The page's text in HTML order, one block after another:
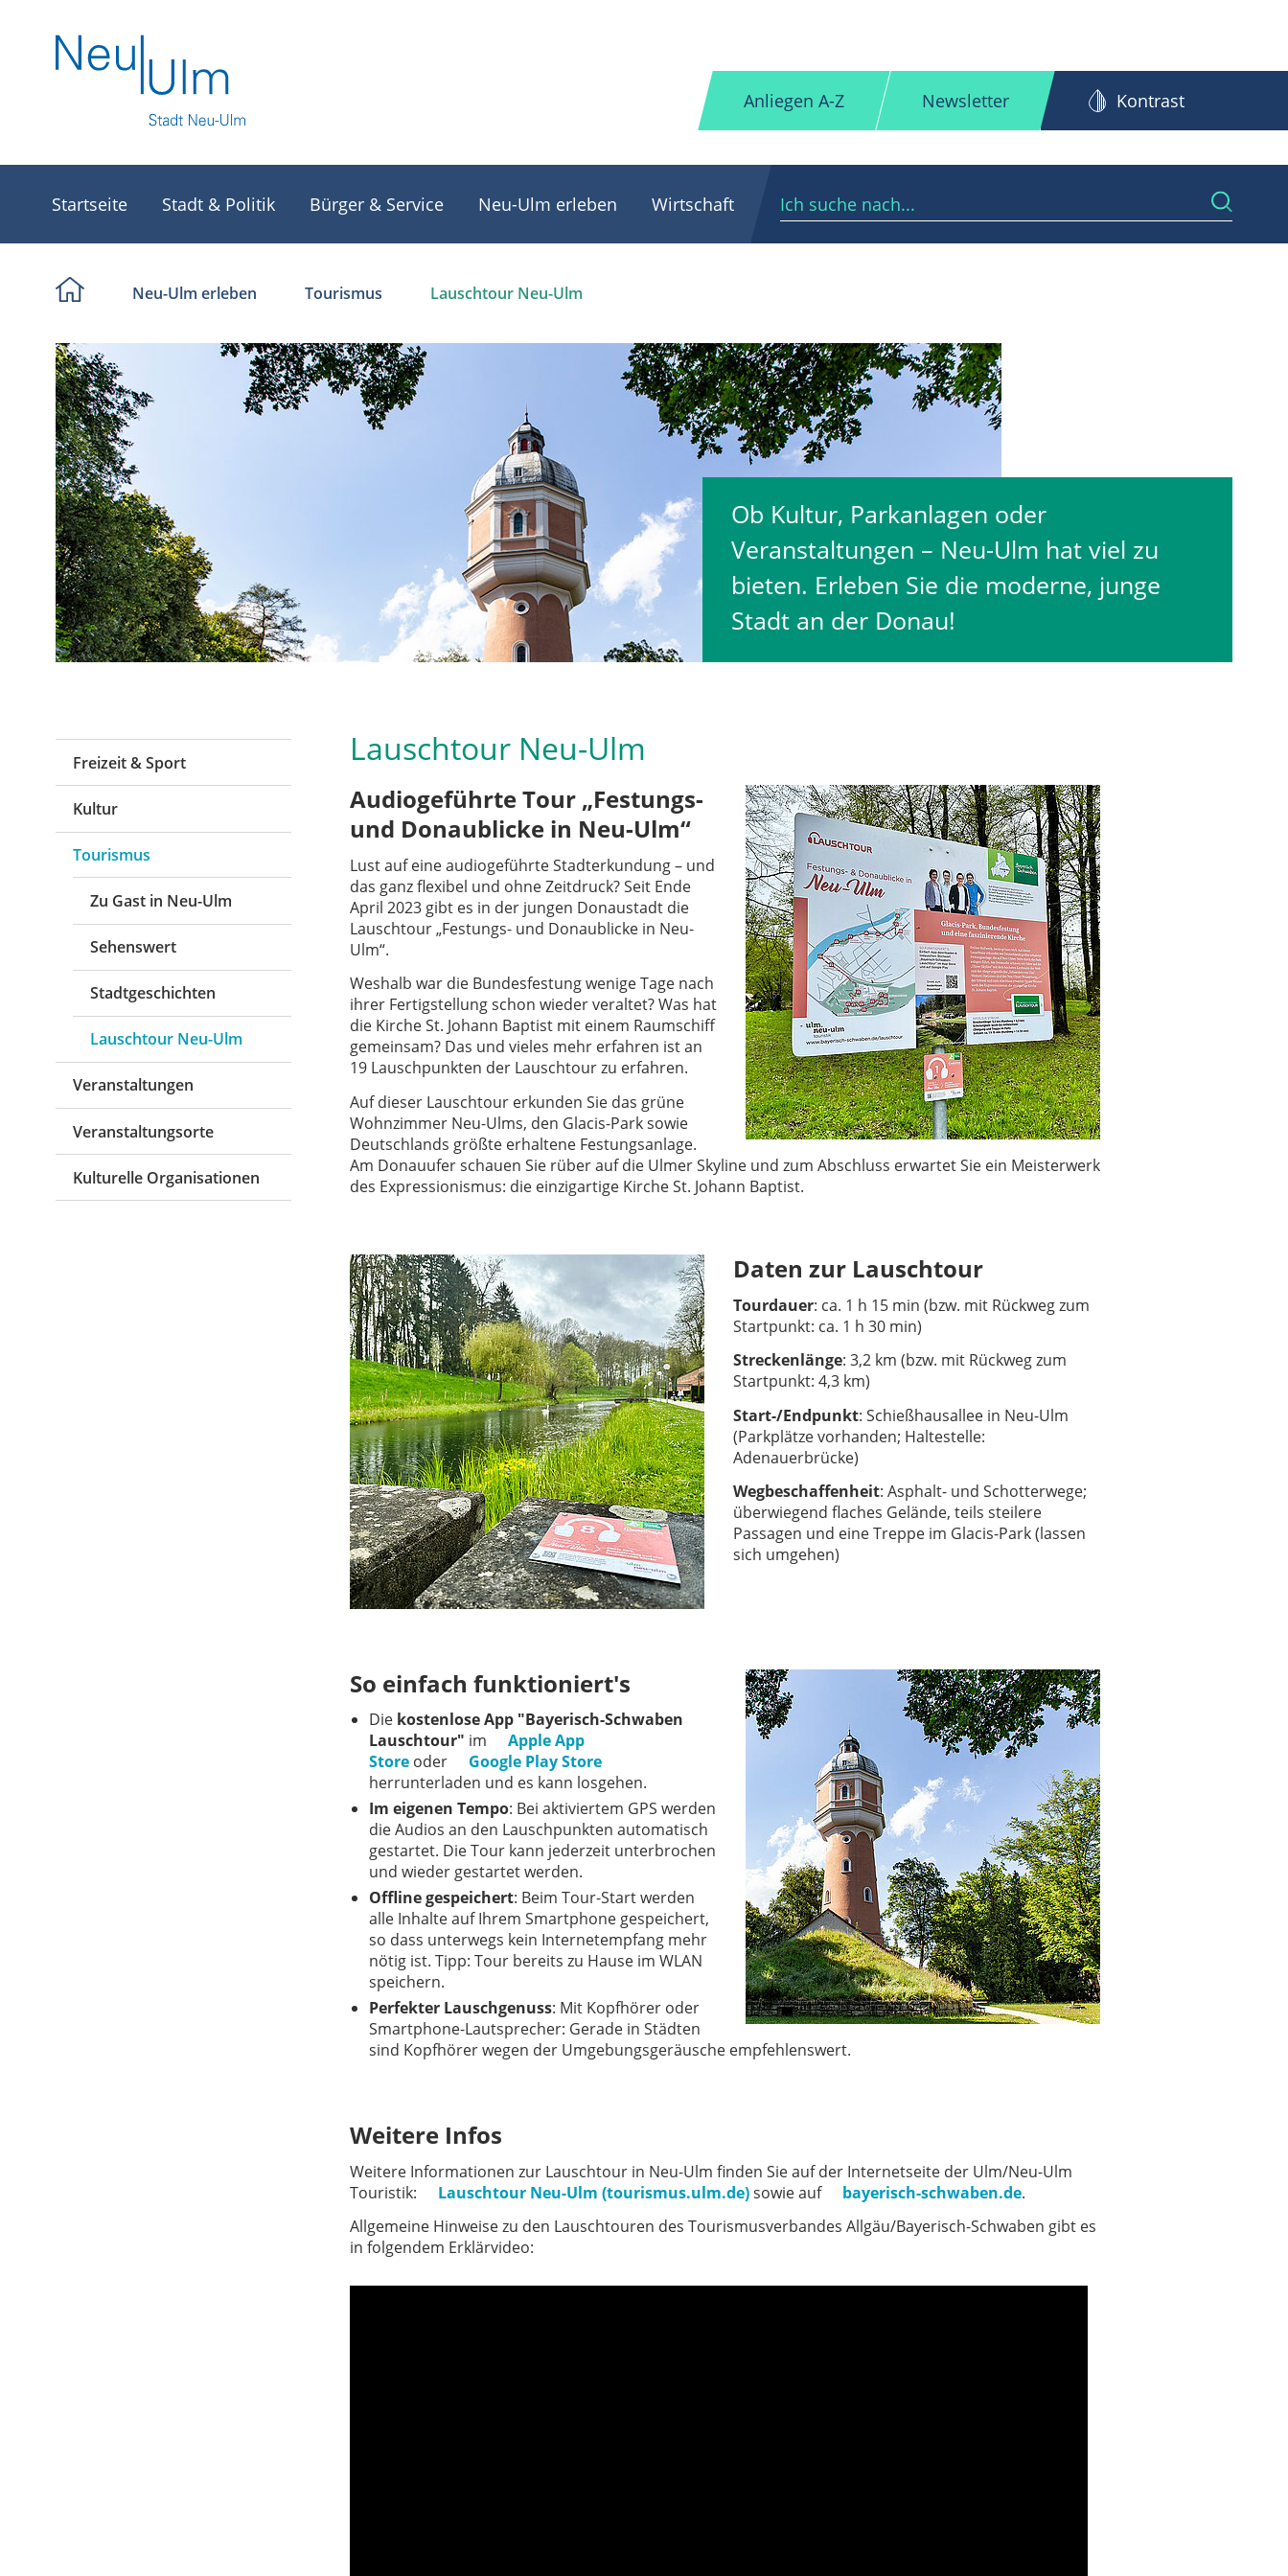
Anliegen A-Z Newsletter Kontrast
Startseite Stadt & Politik Bürger & Service Neu-Ulm erleben Wirtschaft
Neu-Ulm erleben Tourismus Lauschtour Neu-Ulm
Ob Kultur, Parkanlagen oder
Veranstaltungen – Neu-Ulm hat viel zu
bieten. Erleben Sie die moderne, junge
Stadt an der Donau!
Freizeit & Sport
Kultur
Tourismus
Zu Gast in Neu-Ulm
Sehenswert
Stadtgeschichten
Lauschtour Neu-Ulm
Veranstaltungen
Veranstaltungsorte
Kulturelle Organisationen
Lauschtour Neu-Ulm
Audiogeführte Tour „Festungs-
und Donaublicke in Neu-Ulm“
Lust auf eine audiogeführte Stadterkundung – und
das ganz flexibel und ohne Zeitdruck? Seit Ende
April 2023 gibt es in der jungen Donaustadt die
Lauschtour „Festungs- und Donaublicke in Neu-
Ulm“.
Weshalb war die Bundesfestung wenige Tage nach
ihrer Fertigstellung schon wieder veraltet? Was hat
die Kirche St. Johann Baptist mit einem Raumschiff
gemeinsam? Das und vieles mehr erfahren ist an
19 Lauschpunkten der Lauschtour zu erfahren.
Auf dieser Lauschtour erkunden Sie das grüne
Wohnzimmer Neu-Ulms, den Glacis-Park sowie
Deutschlands größte erhaltene Festungsanlage.
Am Donauufer schauen Sie rüber auf die Ulmer Skyline und zum Abschluss erwartet Sie ein Meisterwerk
des Expressionismus: die einzigartige Kirche St. Johann Baptist.
Daten zur Lauschtour
Tourdauer: ca. 1 h 15 min (bzw. mit Rückweg zum
Startpunkt: ca. 1 h 30 min)
Streckenlänge: 3,2 km (bzw. mit Rückweg zum
Startpunkt: 4,3 km)
Start-/Endpunkt: Schießhausallee in Neu-Ulm
(Parkplätze vorhanden; Haltestelle:
Adenauerbrücke)
Wegbeschaffenheit: Asphalt- und Schotterwege;
überwiegend flaches Gelände, teils steilere
Passagen und eine Treppe im Glacis-Park (lassen
sich umgehen)
So einfach funktioniert's
Die kostenlose App "Bayerisch-Schwaben
Lauschtour" im
Apple App
Storeoder
Google Play Store
herrunterladen und es kann losgehen.
Im eigenen Tempo: Bei aktiviertem GPS werden
die Audios an den Lauschpunkten automatisch
gestartet. Die Tour kann jederzeit unterbrochen
und wieder gestartet werden.
Offline gespeichert: Beim Tour-Start werden
alle Inhalte auf Ihrem Smartphone gespeichert,
so dass unterwegs kein Internetempfang mehr
nötig ist. Tipp: Tour bereits zu Hause im WLAN
speichern.
Perfekter Lauschgenuss: Mit Kopfhörer oder
Smartphone-Lautsprecher: Gerade in Städten
sind Kopfhörer wegen der Umgebungsgeräusche empfehlenswert.
Weitere Infos
Weitere Informationen zur Lauschtour in Neu-Ulm finden Sie auf der Internetseite der Ulm/Neu-Ulm
Touristik:
Lauschtour Neu-Ulm (tourismus.ulm.de)sowie auf bayerisch-schwaben.de.
Allgemeine Hinweise zu den Lauschtouren des Tourismusverbandes Allgäu/Bayerisch-Schwaben gibt es
in folgendem Erklärvideo: